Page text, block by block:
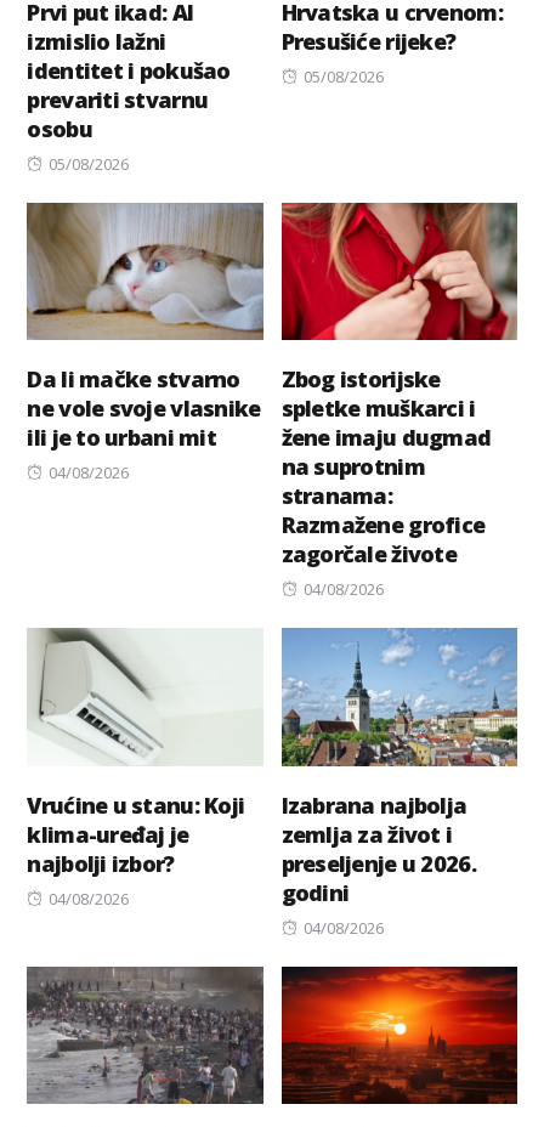
Prvi put ikad: AI
izmislio lažni
identitet i pokušao
prevariti stvarnu
osobu
Posted
05/08/2026
Hrvatska u crvenom:
Presušiće rijeke?
Posted
05/08/2026
Da li mačke stvarno
ne vole svoje vlasnike
ili je to urbani mit
Posted
04/08/2026
Zbog istorijske
spletke muškarci i
žene imaju dugmad
na suprotnim
stranama:
Razmažene grofice
zagorčale živote
Posted
04/08/2026
Vrućine u stanu: Koji
klima-uređaj je
najbolji izbor?
Posted
04/08/2026
Izabrana najbolja
zemlja za život i
preseljenje u 2026.
godini
Posted
04/08/2026